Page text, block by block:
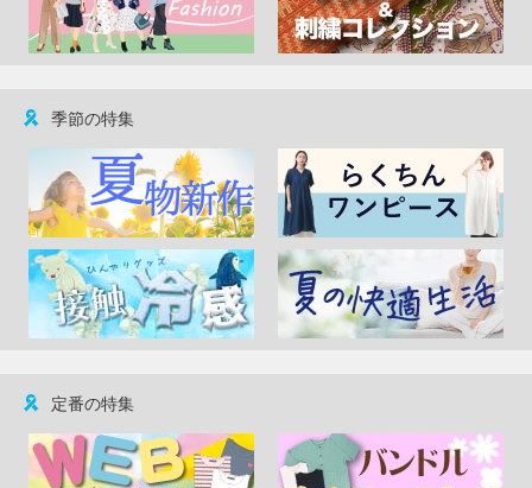
季節の特集
定番の特集